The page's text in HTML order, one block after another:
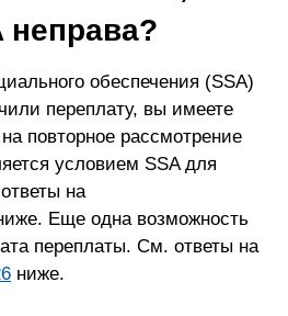
неправа?
обеспечения (SSA)
переплату, вы имеете
повторное рассмотрение
условием SSA для
на
Еще одна возможность
переплаты. См. ответы на
ниже.